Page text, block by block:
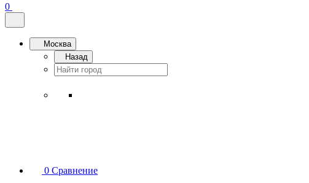
0
Москва
Назад
0 Сравнение